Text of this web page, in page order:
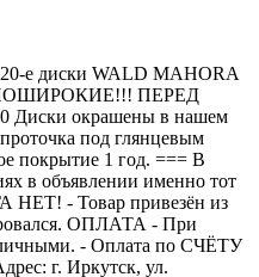
е диски WALD MAHORA
ПЕРЕД
Диски окрашены в нашем
под глянцевым
покрытие 1 год. === B
в объявлении именно тот
НЕТ! - Товар привезён из
ОПЛАТА - При
- Оплата по СЧЁТУ
г. Иркутск, ул.